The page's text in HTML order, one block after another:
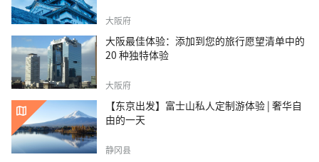
大阪府
大阪最佳体验：添加到您的旅行愿望清单中的
20 种独特体验
大阪府
【东京出发】富士山私人定制游体验 | 奢华自
由的一天
静冈县